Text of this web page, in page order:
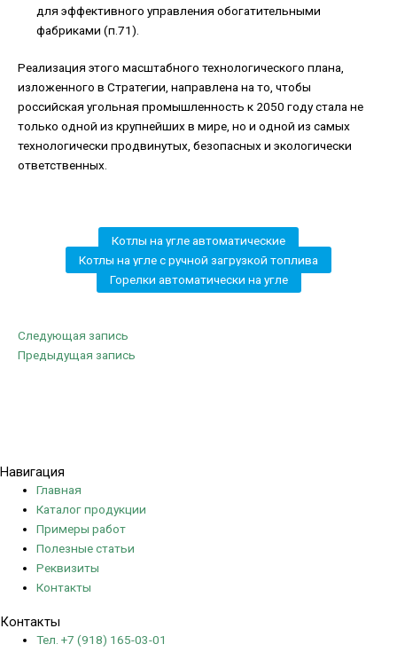
для эффективного управления обогатительными
фабриками (п.71).
Реализация этого масштабного технологического плана,
изложенного в Стратегии, направлена на то, чтобы
российская угольная промышленность к 2050 году стала не
только одной из крупнейших в мире, но и одной из самых
технологически продвинутых, безопасных и экологически
ответственных.
Котлы на угле автоматические
Котлы на угле с ручной загрузкой топлива
Горелки автоматически на угле
Следующая запись
Предыдущая запись
Навигация
Главная
Каталог продукции
Примеры работ
Полезные статьи
Реквизиты
Контакты
Контакты
Тел. +7 (918) 165-03-01